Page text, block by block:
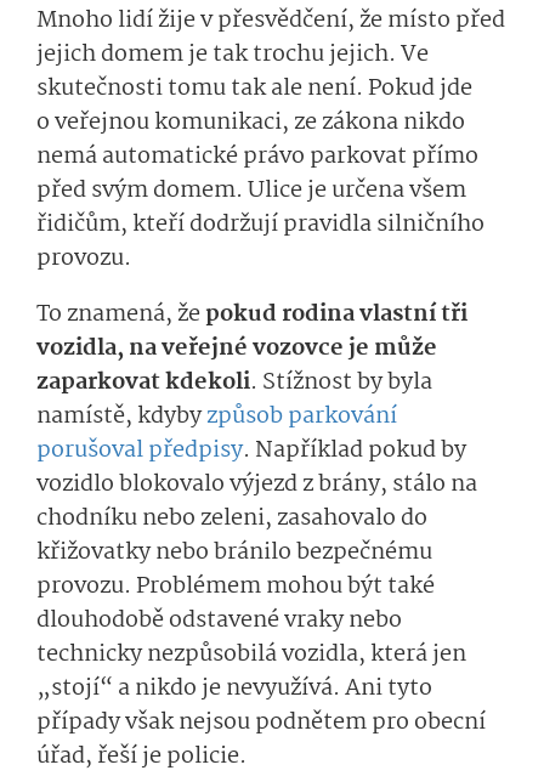
Mnoho lidí žije v přesvědčení, že místo před
jejich domem je tak trochu jejich. Ve
skutečnosti tomu tak ale není. Pokud jde
o veřejnou komunikaci, ze zákona nikdo
nemá automatické právo parkovat přímo
před svým domem. Ulice je určena všem
řidičům, kteří dodržují pravidla silničního
provozu.
To znamená, žepokud rodina vlastní tři
vozidla, na veřejné vozovce je může
zaparkovat kdekoli. Stížnost by byla
namístě, kdybyzpůsob parkování
porušoval předpisy. Například pokud by
vozidlo blokovalo výjezd z brány, stálo na
chodníku nebo zeleni, zasahovalo do
křižovatky nebo bránilo bezpečnému
provozu. Problémem mohou být také
dlouhodobě odstavené vraky nebo
technicky nezpůsobilá vozidla, která jen
„stojí“ a nikdo je nevyužívá. Ani tyto
případy však nejsou podnětem pro obecní
úřad, řeší je policie.